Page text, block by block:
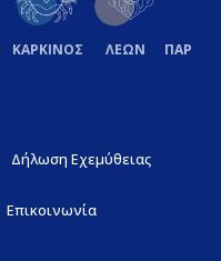
ΚΑΡΚΙΝΟΣ ΛΕΩΝ
Δήλωση Εχεμύθειας
Επικοινωνία